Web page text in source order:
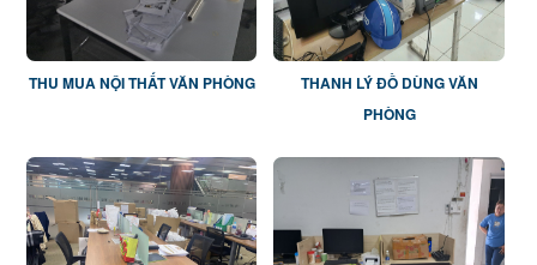
THU MUA NỘI THẤT VĂN PHÒNG
THANH LÝ ĐỒ DÙNG VĂN
PHÒNG